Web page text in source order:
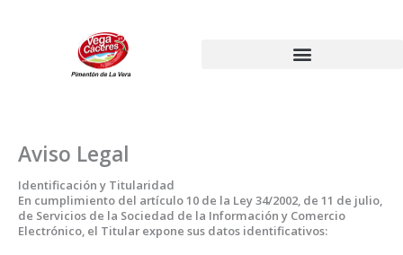
Aviso Legal
Identificación y Titularidad
En cumplimiento del artículo 10 de la Ley 34/2002, de 11 de julio,
de Servicios de la Sociedad de la Información y Comercio
Electrónico, el Titular expone sus datos identificativos: